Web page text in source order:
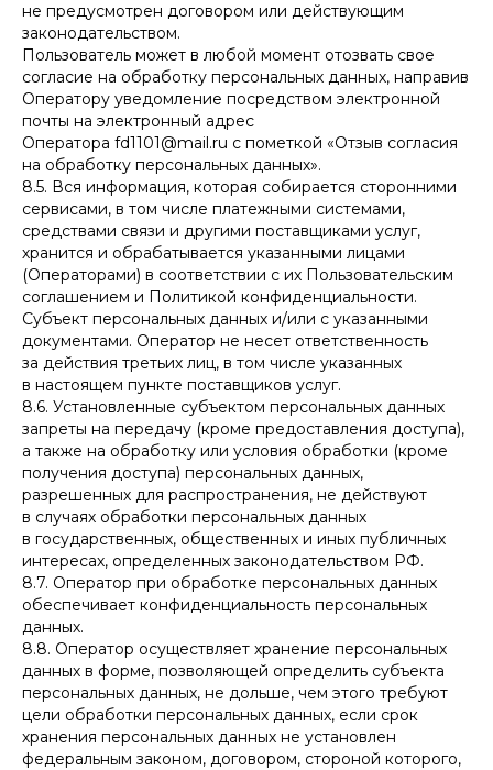
не предусмотрен договором или действующим
законодательством.
Пользователь может в любой момент отозвать свое
согласие на обработку персональных данных, направив
Оператору уведомление посредством электронной
почты на электронный адрес
Оператора fd1101@mail.ru с пометкой «Отзыв согласия
на обработку персональных данных».
8.5. Вся информация, которая собирается сторонними
сервисами, в том числе платежными системами,
средствами связи и другими поставщиками услуг,
хранится и обрабатывается указанными лицами
(Операторами) в соответствии с их Пользовательским
соглашением и Политикой конфиденциальности.
Субъект персональных данных и/или с указанными
документами. Оператор не несет ответственность
за действия третьих лиц, в том числе указанных
в настоящем пункте поставщиков услуг.
8.6. Установленные субъектом персональных данных
запреты на передачу (кроме предоставления доступа),
а также на обработку или условия обработки (кроме
получения доступа) персональных данных,
разрешенных для распространения, не действуют
в случаях обработки персональных данных
в государственных, общественных и иных публичных
интересах, определенных законодательством РФ.
8.7. Оператор при обработке персональных данных
обеспечивает конфиденциальность персональных
данных.
8.8. Оператор осуществляет хранение персональных
данных в форме, позволяющей определить субъекта
персональных данных, не дольше, чем этого требуют
цели обработки персональных данных, если срок
хранения персональных данных не установлен
федеральным законом, договором, стороной которого,